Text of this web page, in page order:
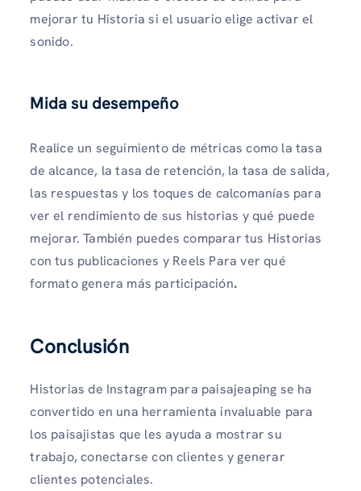
mejorar tu Historia si el usuario elige activar el
sonido.
Mida su desempeño
Realice un seguimiento de métricas como la tasa
de alcance, la tasa de retención, la tasa de salida,
las respuestas y los toques de calcomanías para
ver el rendimiento de sus historias y qué puede
mejorar. También puedes comparar tus Historias
con tus publicaciones y Reels Para ver qué
formato genera más participación.
Conclusión
Historias de Instagram para paisajeaping se ha
convertido en una herramienta invaluable para
los paisajistas que les ayuda a mostrar su
trabajo, conectarse con clientes y generar
clientes potenciales.